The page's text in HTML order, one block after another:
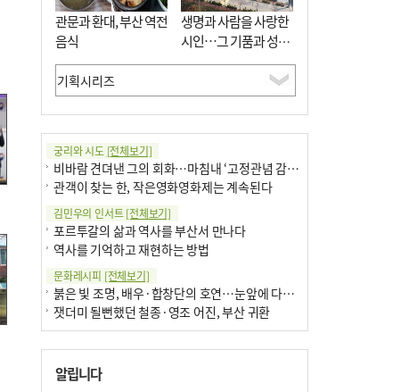
관문과 환대, 부산 역전
음식
생명과 사람을 사랑한
시인…그 기품과 성실
함이 보존된 장소
궁리와 시도 [전체보기]
비바람 견뎌낸 그의 회화…마침내 ‘고정관념 감옥’서 해방
관객이 찾는 한, 작은영화영화제는 계속된다
김민우의 인서트[전체보기]
포르투갈의 삶과 역사를 부산서 만나다
역사를 기억하고 재현하는 방법
문화레시피 [전체보기]
붉은 빛 조명, 배우·합창단의 호연…눈앞에 다가온 부산오페라하우스
잿더미 될뻔했던 철종·영조 어진, 부산 귀환
달구비·여우비…다양한 비 이름 外
6·25 세계에 알린 女 종군기자 外
알립니다